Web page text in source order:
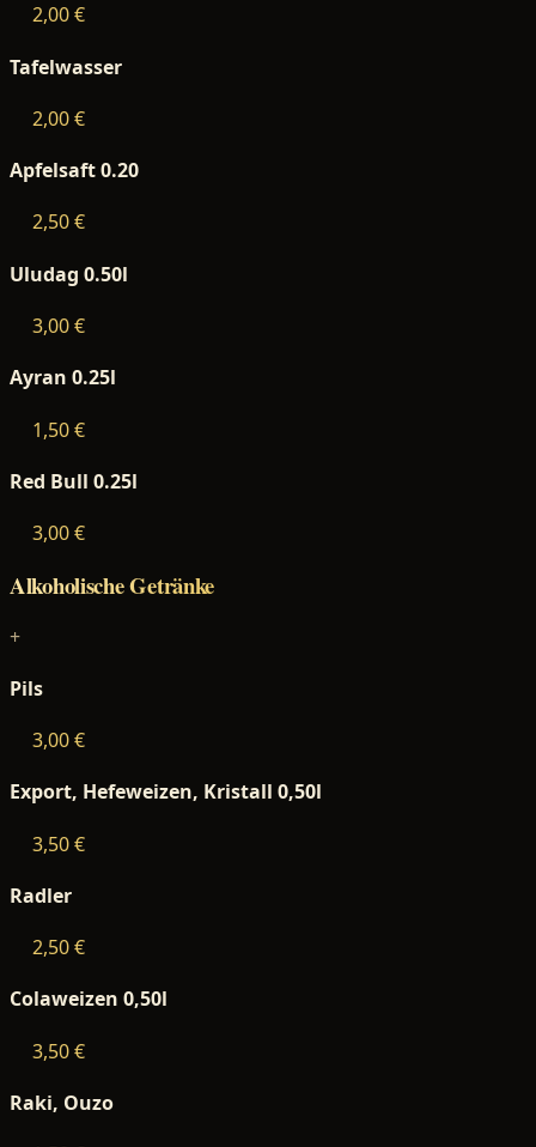
2,00 €
Tafelwasser
2,00 €
Apfelsaft 0.20
2,50 €
Uludag 0.50l
3,00 €
Ayran 0.25l
1,50 €
Red Bull 0.25l
3,00 €
Alkoholische Getränke
+
Pils
3,00 €
Export, Hefeweizen, Kristall 0,50l
3,50 €
Radler
2,50 €
Colaweizen 0,50l
3,50 €
Raki, Ouzo